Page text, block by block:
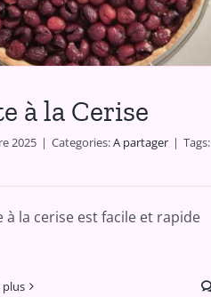
à la Cerise
2025 | Categories:A partager | Tags:
à la cerise est facile et rapide
plus